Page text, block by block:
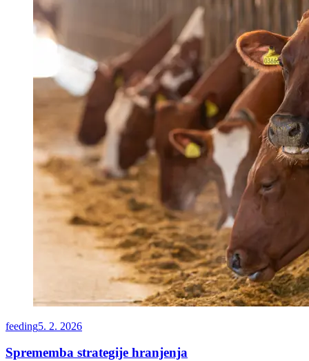
feeding5. 2. 2026
Sprememba strategije hranjenja